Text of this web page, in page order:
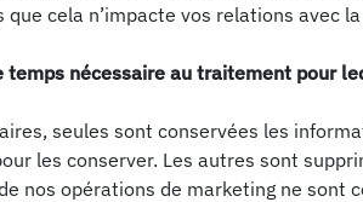
cela n’impacte vos relations avec
temps nécessaire au traitement pour
seules sont conservées les
les conserver. Les autres sont
nos opérations de marketing ne sont